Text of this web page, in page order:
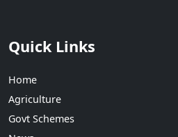
Quick Links
Home
Agriculture
Govt Schemes